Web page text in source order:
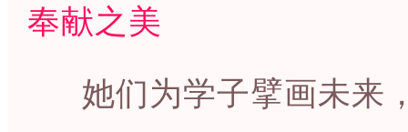
奉献之美
她们为学子擘画未来